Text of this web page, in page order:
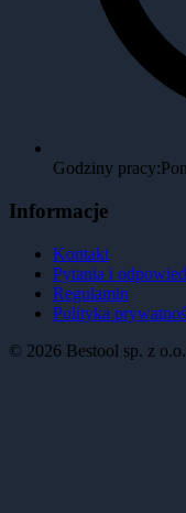
Godziny pracy:
Informacje
Kontakt
Pytania i
Regulamin
Polityka
© 2026 Bestool sp. z